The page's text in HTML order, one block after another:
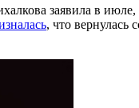
заявила в
, что вернулась